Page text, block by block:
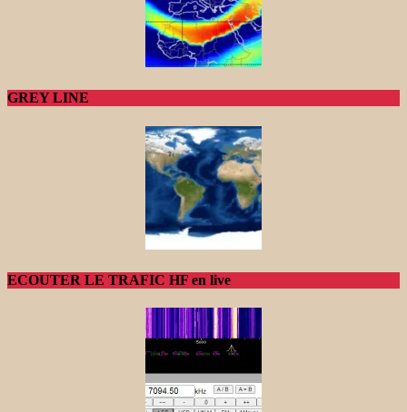
GREY LINE
ECOUTER LE TRAFIC HF en live